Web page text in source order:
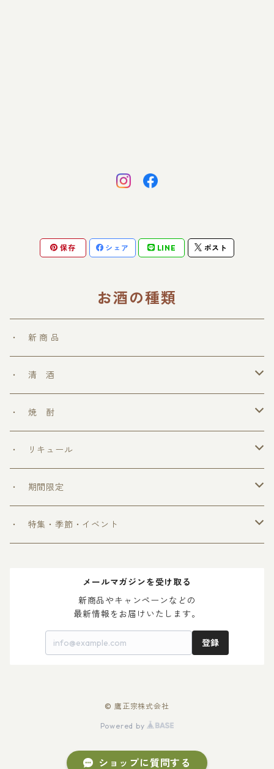
保存 シェア LINE ポスト
お酒の種類
・ 新 商 品
・ 清 酒
勝鷹
・ 焼 酎
＞ めちゃうまシリーズ
・ リキュール
＞ ウフフの乳酸菌シリーズ
＞ 爽和場シリーズ
・ 期間限定
＞ 爽和場セット
・ 特集・季節・イベント
＞ 母の日 2024
メールマガジンを受け取る
新商品やキャンペーンなどの
最新情報をお届けいたします。
登録
© 鷹正宗株式会社
Powered by
ショップに質問する